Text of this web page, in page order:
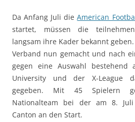
Da Anfang Juli dieAmerican
startet, müssen die
langsam ihre Kader bekannt
Verband nun gemacht und nach
gegen eine Auswahl bestehend
University und der X-League
gegeben. Mit 45 Spielern
Nationalteam bei der am 8.
Canton an den Start.